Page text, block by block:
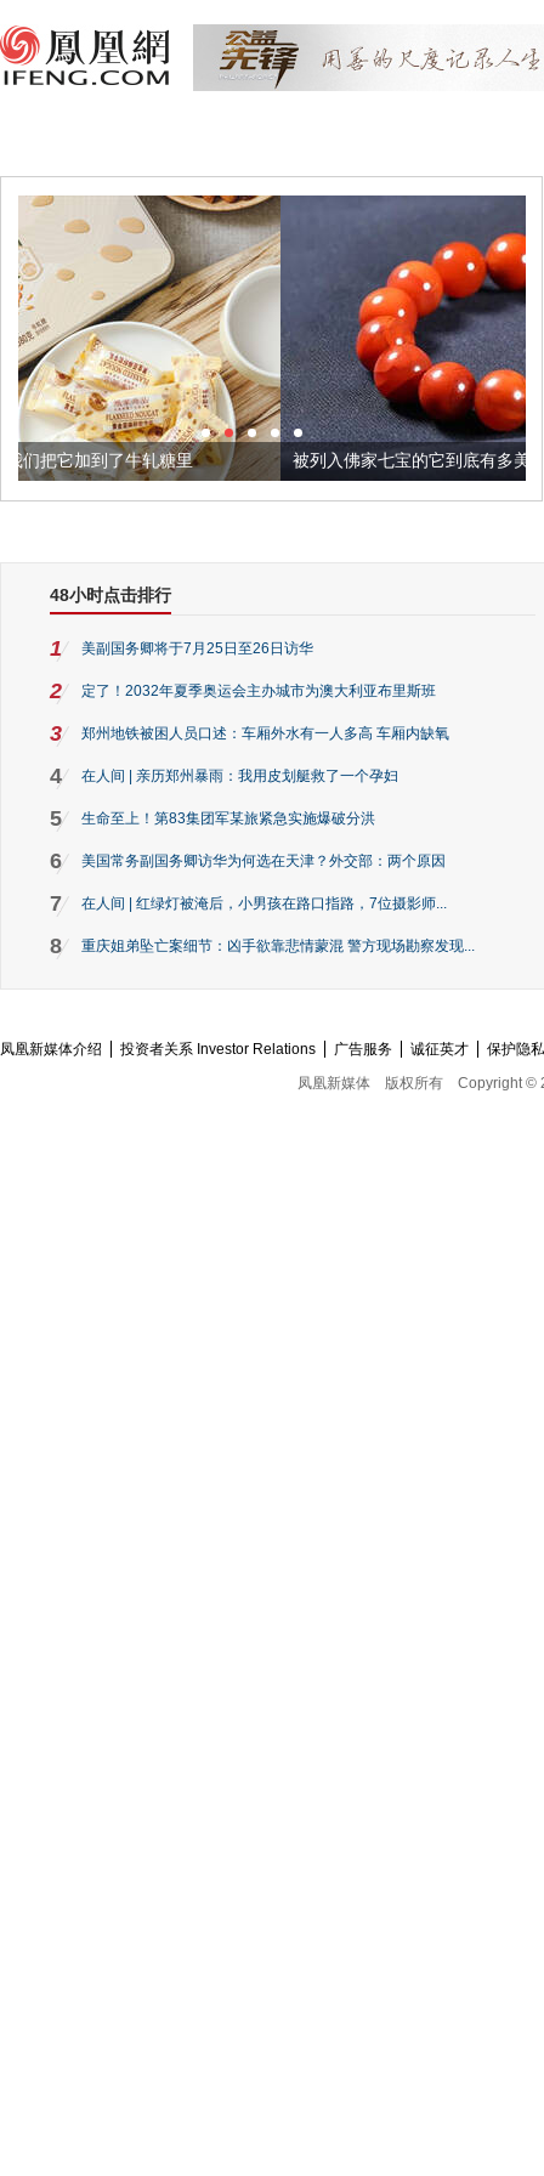
里 被列入佛家七宝的它到底有多美？
48小时点击排行
1 美副国务卿将于7月25日至26日访华
2 定了！2032年夏季奥运会主办城市为澳大利亚布里斯班
3 郑州地铁被困人员口述：车厢外水有一人多高 车厢内缺氧
4 在人间 | 亲历郑州暴雨：我用皮划艇救了一个孕妇
5 生命至上！第83集团军某旅紧急实施爆破分洪
6 美国常务副国务卿访华为何选在天津？外交部：两个原因
7 在人间 | 红绿灯被淹后，小男孩在路口指路，7位摄影师...
8 重庆姐弟坠亡案细节：凶手欲靠悲情蒙混 警方现场勘察发现...
凤凰新媒体介绍 投资者关系 Investor Relations 广告服务 诚征英才
保护隐
凤凰新媒体
版权所有 Copyright ©